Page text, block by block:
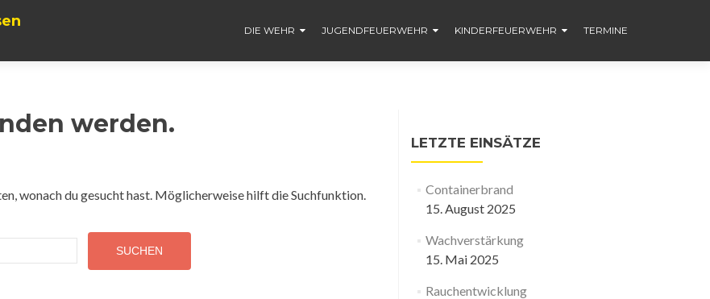
DIE WEHR JUGENDFEUERWEHR KINDERFEUERWEHR TERMINE
werden.
wonach du gesucht hast. Möglicherweise hilft die Suchfunktion.
LETZTE EINSÄTZE
Containerbrand
15. August 2025
Wachverstärkung
15. Mai 2025
Rauchentwicklung